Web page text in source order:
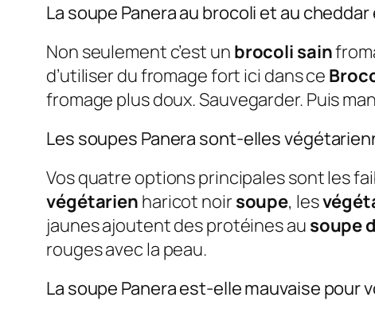
La soupe Panera au brocoli et au
Non seulement c’est un brocoli sain
d’utiliser du fromage fort ici dans ce
fromage plus doux. Sauvegarder. Puis
Les soupes Panera sont-elles
Vos quatre options principales sont les
végétarien haricot noir soupe, les
jaunes ajoutent des protéines au soupe
rouges avec la peau.
La soupe Panera est-elle mauvaise pour